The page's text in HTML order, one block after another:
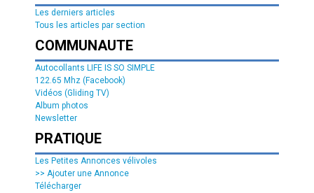
Les derniers articles
Tous les articles par section
COMMUNAUTE
Autocollants LIFE IS SO SIMPLE
122.65 Mhz (Facebook)
Vidéos (Gliding TV)
Album photos
Newsletter
PRATIQUE
Les Petites Annonces vélivoles
>> Ajouter une Annonce
Télécharger